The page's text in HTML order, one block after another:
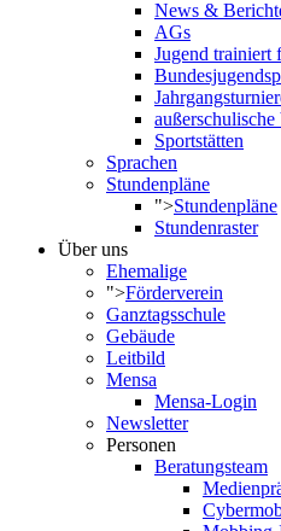
News &
AGs
Jugend trainiert
außerschulische
Sportstätten
Sprachen
Stundenpläne
">Stundenpläne
Stundenraster
Über uns
Ehemalige
">Förderverein
Ganztagsschule
Gebäude
Leitbild
Mensa
Mensa-Login
Newsletter
Personen
Beratungsteam